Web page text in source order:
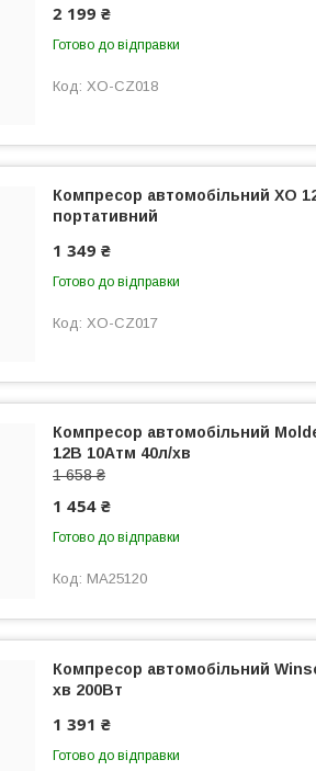
2 199 ₴
Готово до відправки
XO-CZ018
Компресор автомобільний XO
портативний
1 349 ₴
Готово до відправки
XO-CZ017
Компресор автомобільний
12В 10Атм 40л/хв
1 658 ₴
1 454 ₴
Готово до відправки
MA25120
Компресор автомобільний
хв 200Вт
1 391 ₴
Готово до відправки